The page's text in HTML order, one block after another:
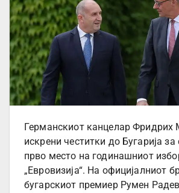
Германскиот канцелар Фридрих
искрени честитки до Бугарија за
прво место на годинашниот
„Евровизија“. На официјалниот
бугарскиот премиер Румен